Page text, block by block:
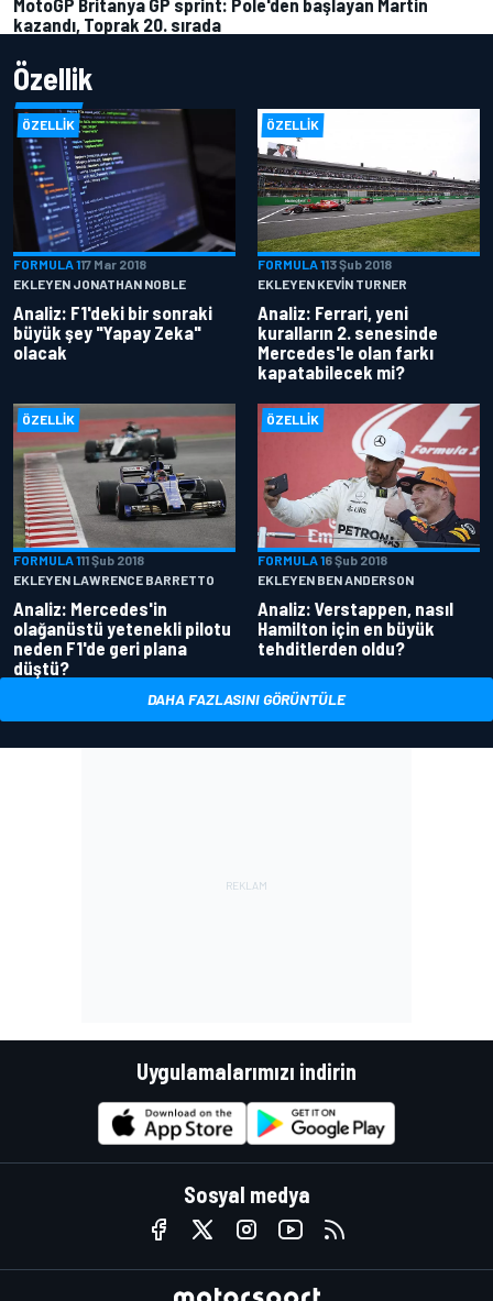
kazandı, Toprak 20. sırada
Özellik
ÖZELLIK
FORMULA 117 Mar 2018
EKLEYEN JONATHAN NOBLE
Analiz: F1'deki bir sonraki
büyük şey "Yapay Zeka"
olacak
ÖZELLIK
FORMULA 113 Şub 2018
EKLEYEN KEVIN TURNER
Analiz: Ferrari, yeni
kuralların 2. senesinde
Mercedes'le olan farkı
kapatabilecek mi?
ÖZELLIK
FORMULA 111 Şub 2018
EKLEYEN LAWRENCE BARRETTO
Analiz: Mercedes'in
olağanüstü yetenekli pilotu
neden F1'de geri plana
düştü?
ÖZELLIK
FORMULA 16 Şub 2018
EKLEYEN BEN ANDERSON
Analiz: Verstappen, nasıl
Hamilton için en büyük
tehditlerden oldu?
DAHA FAZLASINI GÖRÜNTÜLE
Uygulamalarımızı indirin
Sosyal medya